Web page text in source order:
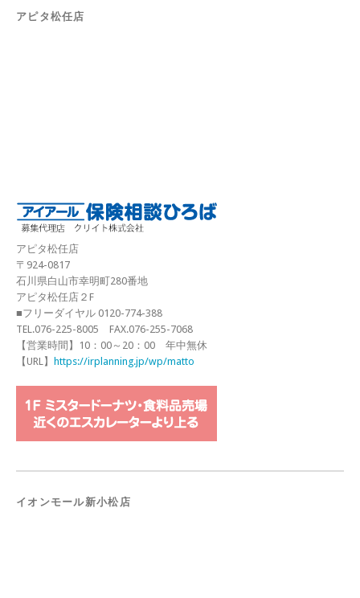
アピタ松任店
アピタ松任店
〒924-0817
石川県白山市幸明町280番地
アピタ松任店２F
■フリーダイヤル 0120-774-388
TEL.076-225-8005 FAX.076-255-7068
【営業時間】10：00～20：00 年中無休
【URL】 https://irplanning.jp/wp/matto
イオンモール新小松店